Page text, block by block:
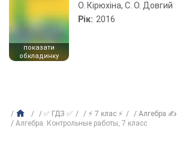
показати
обкладинку
О. Кірюхіна, С. О. Довгий
Рік: 2016
✅ ГДЗ ✅ ⚡ 7 клас ⚡
Алгебра ✍
Алгебра. Контрольные работы, 7 класс